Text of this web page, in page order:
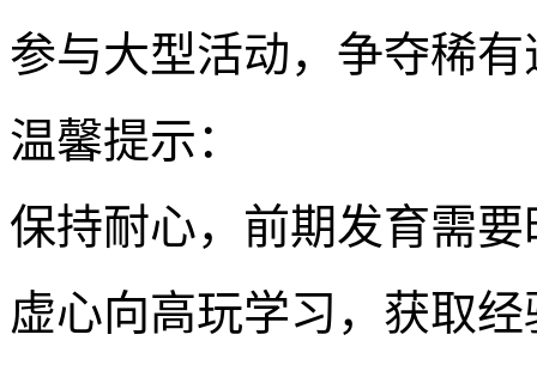
参与大型活动，争夺稀
温馨提示：
保持耐心，前期发育需
虚心向高玩学习，获取